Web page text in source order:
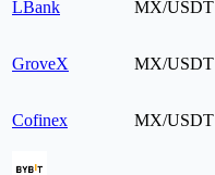
LBank MX/USDT
GroveX MX/USDT
Cofinex MX/USDT